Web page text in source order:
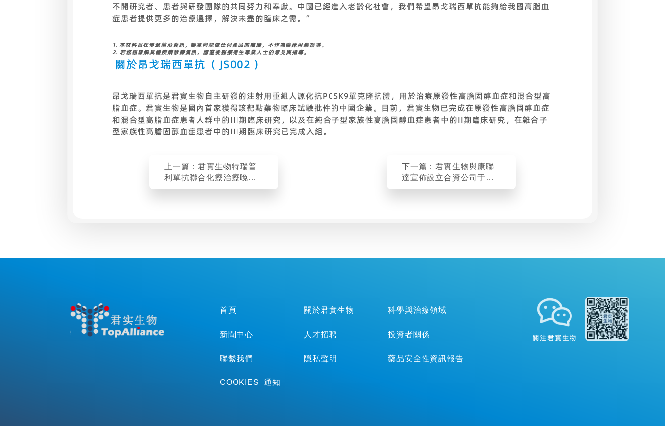
不開研究者、患者與研發團隊的共同努力和奉獻。中國已經進入老齡化社會，我們希望昂戈瑞西單抗能夠給我國高脂血
症患者提供更多的治療選擇，解決未盡的臨床之需。”
1. 本材料旨在傳遞前沿資訊，無意向您做任何產品的推廣，不作為臨床用藥指導。
2. 若您想瞭解具體疾病診療資訊，請遵從醫療衛生專業人士的意見與指導。
關於昂戈瑞西單抗（ JS002 ）
昂戈瑞西單抗是君實生物自主研發的注射用重組人源化抗PCSK9單克隆抗體，用於治療原發性高膽固醇血症和混合型高
脂血症。君實生物是國內首家獲得該靶點藥物臨床試驗批件的中國企業。目前，君實生物已完成在原發性高膽固醇血症
和混合型高脂血症患者人群中的III期臨床研究，以及在純合子型家族性高膽固醇血症患者中的II期臨床研究，在雜合子
型家族性高膽固醇血症患者中的III期臨床研究已完成入組。
上一篇：君實生物特瑞普
利單抗聯合化療治療晚期
三陰性乳腺癌的III期臨床
下一篇：君實生物與康聯
達宣佈設立合資公司于東
南亞多國合作開發和商業
首頁 關於君實生物 科學與治療領域
新聞中心 人才招聘 投資者關係
聯繫我們 隱私聲明 藥品安全性資訊報告
COOKIES 通知
關注君實生物